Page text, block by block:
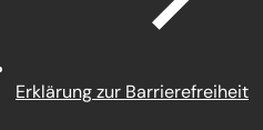
Erklärung zur Barrierefreiheit